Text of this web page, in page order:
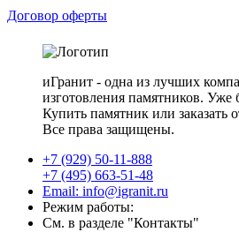
Договор оферты
иГранит - одна из лучших
изготовления памятников. Уже
Купить памятник или заказать
Все права защищены.
+7 (929) 50-11-888
+7 (495) 663-51-48
Email: info@igranit.ru
Режим работы:
См. в разделе "Контакты"